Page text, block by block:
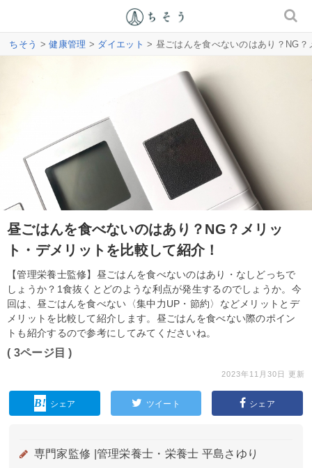
ちそう >健康管理 > ダイエット > 昼ごはんを食べないのはあり？NG
昼ごはんを食べないのはあり？NG？メリッ
ト・デメリットを比較して紹介！
【管理栄養士監修】昼ごはんを食べないのはあり・なしどっちで
しょうか？1食抜くとどのような利点が発生するのでしょうか。今
回は、昼ごはんを食べない〈集中力UP・節約〉などメリットとデ
メリットを比較して紹介します。昼ごはんを食べない際のポイン
トも紹介するので参考にしてみてくださいね。
( 3ページ目 )
2023年11月30日 更新
シェア ツイート シェア
専門家監修 | 管理栄養士・栄養士 平島さゆり